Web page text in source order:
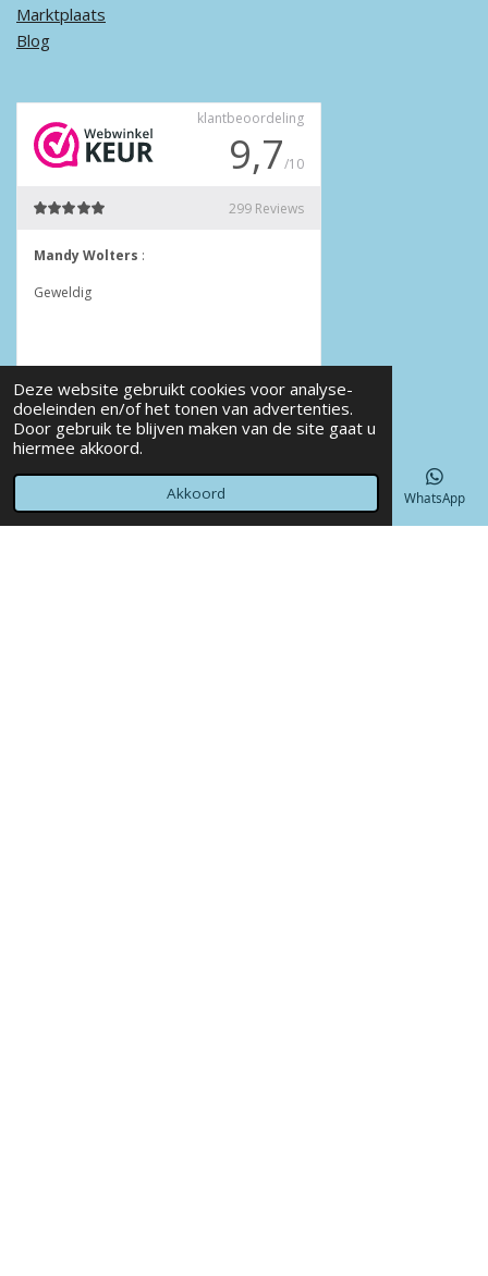
Deze website gebruikt cookies voor analyse-
doeleinden en/of het tonen van advertenties.
Door gebruik te blijven maken van de site gaat u
hiermee akkoord.
Akkoord
Marktplaats
Blog
© 2022 - 2026 Annet4Crea
Telefoonnummer WhatsApp